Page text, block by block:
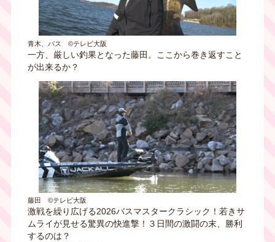
青木、バス ©テレビ大阪
一方、厳しい釣果となった藤田。ここから巻き返すこと
が出来るか？
藤田 ©テレビ大阪
激戦を繰り広げる2026バスマスタークラシック！若きサ
ムライが見せる驚異の快進撃！３日間の激闘の末、勝利
するのは？